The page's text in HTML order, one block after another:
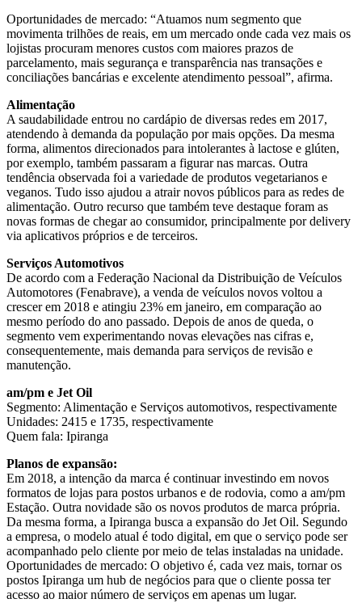
Oportunidades de mercado: “Atuamos num segmento que
movimenta trilhões de reais, em um mercado onde cada vez mais os
lojistas procuram menores custos com maiores prazos de
parcelamento, mais segurança e transparência nas transações e
conciliações bancárias e excelente atendimento pessoal”, afirma.
Alimentação
A saudabilidade entrou no cardápio de diversas redes em 2017,
atendendo à demanda da população por mais opções. Da mesma
forma, alimentos direcionados para intolerantes à lactose e glúten,
por exemplo, também passaram a figurar nas marcas. Outra
tendência observada foi a variedade de produtos vegetarianos e
veganos. Tudo isso ajudou a atrair novos públicos para as redes de
alimentação. Outro recurso que também teve destaque foram as
novas formas de chegar ao consumidor, principalmente por delivery
via aplicativos próprios e de terceiros.
Serviços Automotivos
De acordo com a Federação Nacional da Distribuição de Veículos
Automotores (Fenabrave), a venda de veículos novos voltou a
crescer em 2018 e atingiu 23% em janeiro, em comparação ao
mesmo período do ano passado. Depois de anos de queda, o
segmento vem experimentando novas elevações nas cifras e,
consequentemente, mais demanda para serviços de revisão e
manutenção.
am/pm e Jet Oil
Segmento: Alimentação e Serviços automotivos, respectivamente
Unidades: 2415 e 1735, respectivamente
Quem fala: Ipiranga
Planos de expansão:
Em 2018, a intenção da marca é continuar investindo em novos
formatos de lojas para postos urbanos e de rodovia, como a am/pm
Estação. Outra novidade são os novos produtos de marca própria.
Da mesma forma, a Ipiranga busca a expansão do Jet Oil. Segundo
a empresa, o modelo atual é todo digital, em que o serviço pode ser
acompanhado pelo cliente por meio de telas instaladas na unidade.
Oportunidades de mercado: O objetivo é, cada vez mais, tornar os
postos Ipiranga um hub de negócios para que o cliente possa ter
acesso ao maior número de serviços em apenas um lugar.